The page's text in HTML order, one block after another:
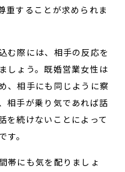
重することが求められま
む際には、相手の反応を
しょう。既婚営業女性は
、相手にも同じように察
相手が乗り気であれば話
を続けないことによって
。
帯にも気を配りましょ